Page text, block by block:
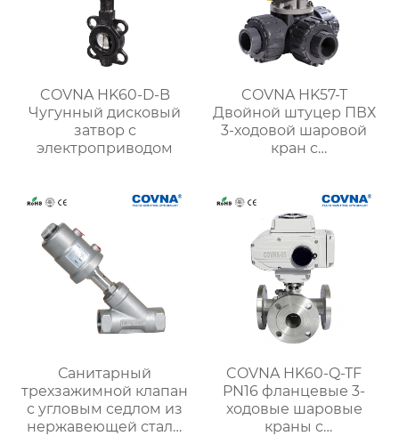
COVNA HK60-D-B
Чугунный дисковый
затвор с
электроприводом
COVNA HK57-T
Двойной штуцер ПВХ
3-ходовой шаровой
кран с
Санитарный
трехзажимной клапан
с угловым седлом из
нержавеющей стали
COVNA HK60-Q-TF
PN16 фланцевые 3-
ходовые шаровые
краны с